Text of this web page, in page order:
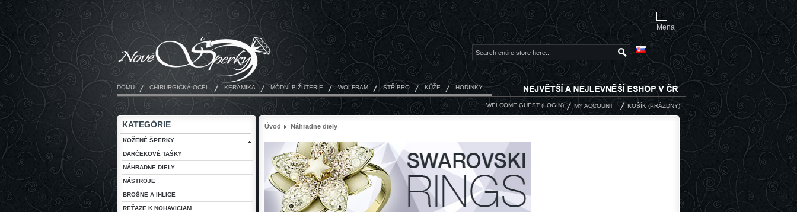
€
Mena
WELCOME GUEST(LOGIN) KOŠÍK (PRÁZDNY)
MY ACCOUNT
DOMU CHIRURGICKÁ OCEL KERAMIKA MÓDNÍ BIŽUTERIE WOLFRAM STŘÍBRO KŮŽE HODINKY
KATEGÓRIE
KOŽENÉ ŠPERKY
DARČEKOVÉ TAŠKY
NÁHRADNE DIELY
NÁSTROJE
BROŠNE A IHLICE
REŤAZE K NOHAVICIAM
Úvod Náhradne diely